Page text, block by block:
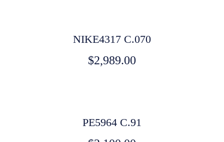
NIKE4317 C.070
$2,989.00
PE5964 C.91